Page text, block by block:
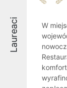
Laureaci
W